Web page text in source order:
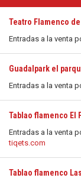
Teatro Flamenco
Entradas a la venta
Guadalpark el
Entradas a la venta
Tablao flamenco El
Entradas a la venta
tiqets.com
Tablao flamenco